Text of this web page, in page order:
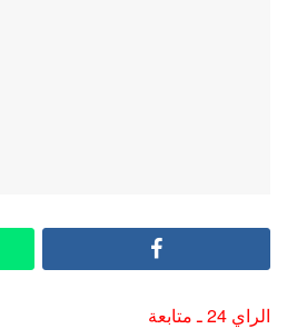
الراي 24 ـ متابعة